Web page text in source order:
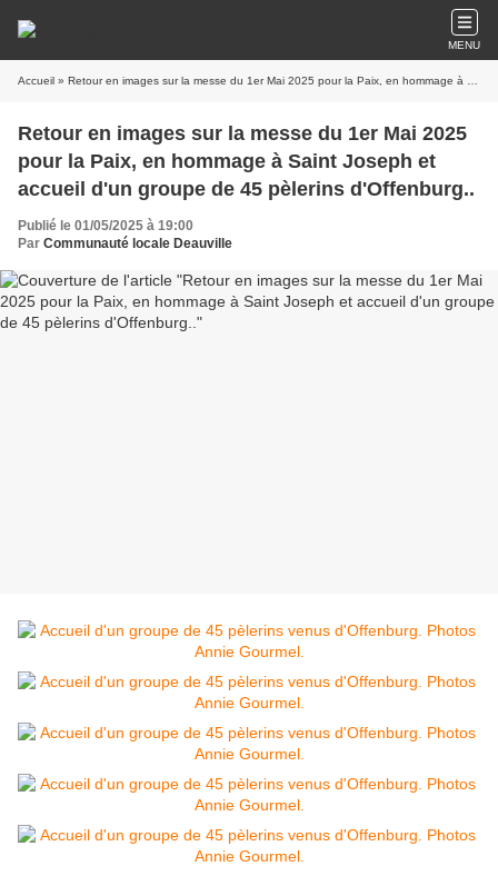
MENU
Accueil » Retour en images sur la messe du 1er Mai 2025 pour la Paix, en hommage à Saint Joseph et accueil d'un groupe de 45 pèlerins d'Offenburg..
Retour en images sur la messe du 1er Mai 2025
pour la Paix, en hommage à Saint Joseph et
accueil d'un groupe de 45 pèlerins d'Offenburg..
Publié le 01/05/2025 à 19:00
Par Communauté locale Deauville